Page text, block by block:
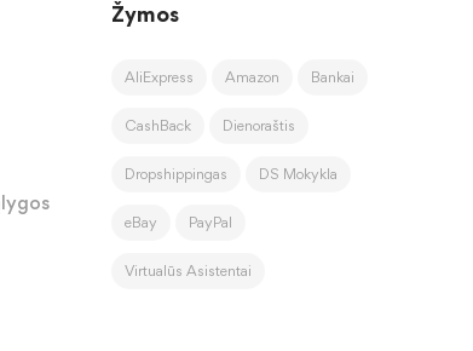
Žymos
AliExpress Amazon Bankai
CashBack Dienoraštis
Dropshippingas DS Mokykla
eBay PayPal
Virtualūs Asistentai